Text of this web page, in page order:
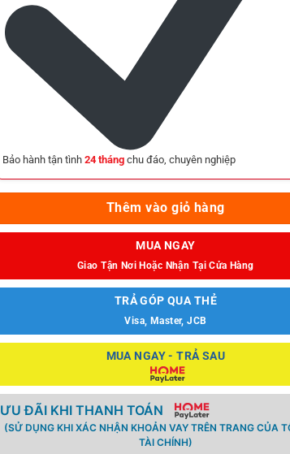
Bảo hành tận tình 24 tháng chu đáo, chuyên nghiệp
Thêm vào giỏ hàng
MUA NGAY
Giao Tận Nơi Hoặc Nhận Tại Cửa Hàng
TRẢ GÓP QUA THẺ
Visa, Master, JCB
MUA NGAY - TRẢ SAU
ƯU ĐÃI KHI THANH TOÁN
(SỬ DỤNG KHI XÁC NHẬN KHOẢN VAY TRÊN TRANG CỦA
TÀI CHÍNH)